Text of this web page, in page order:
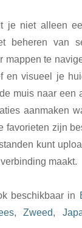
je niet alleen
beheren van
mappen te
en visueel je
muis naar een
aanmaken
favorieten zijn
kunt
maakt.
beschikbaar in
,Zweed,